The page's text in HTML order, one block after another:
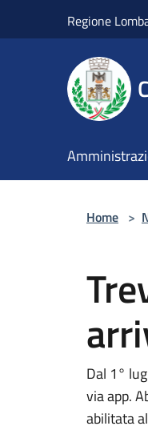
Regione
Home >
Dal 1°
via app.
abilitata